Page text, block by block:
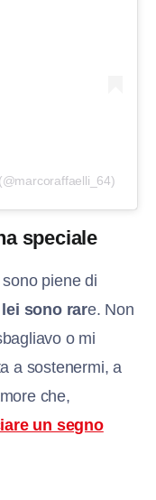
speciale
piene di
sono rare. Non
o mi
a sostenermi, a
che,
un segno